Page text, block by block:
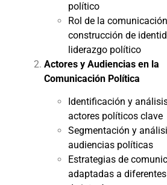
político
Rol de la
construcción de
liderazgo político
Actores y Audiencias en la
Comunicación Política
Identificación y
actores políticos clave
Segmentación y
audiencias políticas
Estrategias de
adaptadas a